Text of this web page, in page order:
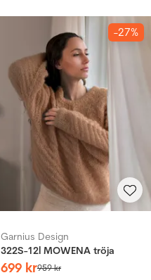
-27%
Garnius Design
322S-12l MOWENA tröja
699 kr959kr